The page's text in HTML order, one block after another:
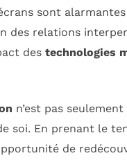
sont
des relations
des technologies
n’est pas
soi. En prenant le
de